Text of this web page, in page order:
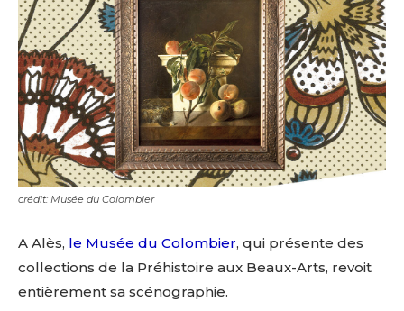
crédit: Musée du Colombier
A Alès, le Musée du Colombier, qui présente des
collections de la Préhistoire aux Beaux-Arts, revoit
entièrement sa scénographie.